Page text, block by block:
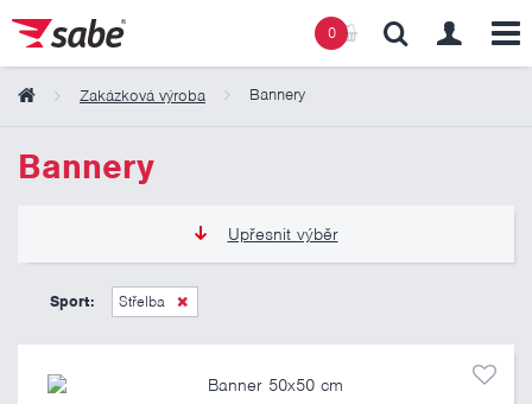
0
Zakázková výroba Bannery
Bannery
Upřesnit výběr
Pouze skladem
273 Kč
Sport: Střelba
Obsah košíku